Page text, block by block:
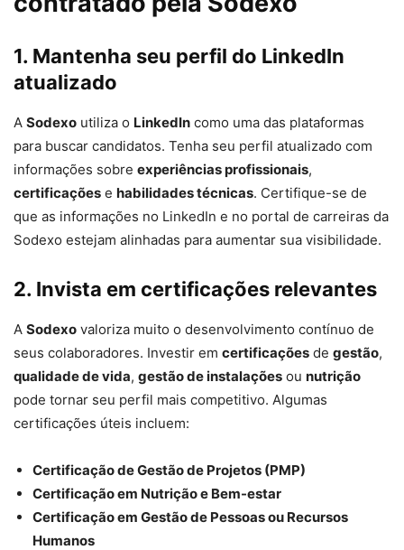
1. Mantenha seu perfil do LinkedIn
atualizado
A Sodexo utiliza o LinkedIn como uma das plataformas
para buscar candidatos. Tenha seu perfil atualizado com
informações sobre experiências profissionais,
certificações e habilidades técnicas. Certifique-se de
que as informações no LinkedIn e no portal de carreiras da
Sodexo estejam alinhadas para aumentar sua visibilidade.
2. Invista em certificações relevantes
A Sodexo valoriza muito o desenvolvimento contínuo de
seus colaboradores. Investir em certificações de gestão,
qualidade de vida, gestão de instalações ou nutrição
pode tornar seu perfil mais competitivo. Algumas
certificações úteis incluem:
Certificação de Gestão de Projetos (PMP)
Certificação em Nutrição e Bem-estar
Certificação em Gestão de Pessoas ou Recursos
Humanos